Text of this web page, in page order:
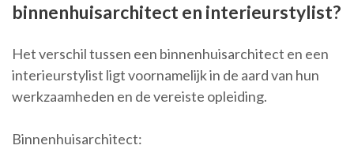
binnenhuisarchitect en interieurstylist?
Het verschil tussen een binnenhuisarchitect en een
interieurstylist ligt voornamelijk in de aard van hun
werkzaamheden en de vereiste opleiding.
Binnenhuisarchitect: